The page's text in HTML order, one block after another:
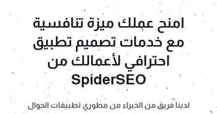
امنح عملك ميزة تنافسية
مع خدمات تصميم تطبيق
احترافي لأعمالك من
SpiderSEO
لدينا فريق من الخبراء من مطوري تطبيقات الجوال